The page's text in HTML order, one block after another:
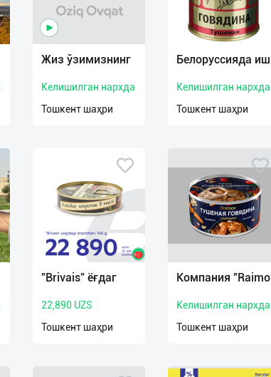
Жиз ўзимизнинг
Келишилган нархда
Тошкент шаҳри
Белоруссияда иш
Келишилган нархда
Тошкент шаҳри
"Brivais" ёғдаг
22,890 UZS
Тошкент шаҳри
Компания "Raimo
Келишилган нархда
Тошкент шаҳри